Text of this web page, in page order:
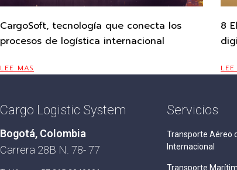
CargoSoft, tecnología que conecta los
procesos de logística internacional
LEE MAS
8
Cargo Logistic System
Bogotá, Colombia
Carrera 28B N. 78- 77
Servicios
Transporte Aéreo
Internacional
Transporte